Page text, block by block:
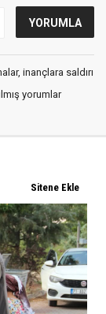
inançlara saldırı
yorumlar